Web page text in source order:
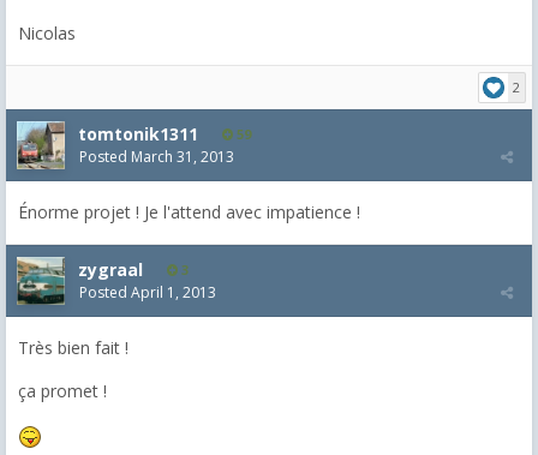
Nicolas
2
tomtonik1311 59
Posted March 31, 2013
Énorme projet ! Je l'attend avec impatience !
zygraal 3
Posted April 1, 2013
Très bien fait !
ça promet !